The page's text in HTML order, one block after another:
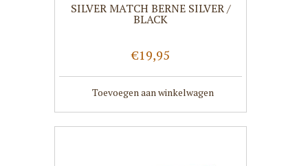
SILVER MATCH BERNE SILVER /
BLACK
€19,95
Toevoegen aan winkelwagen